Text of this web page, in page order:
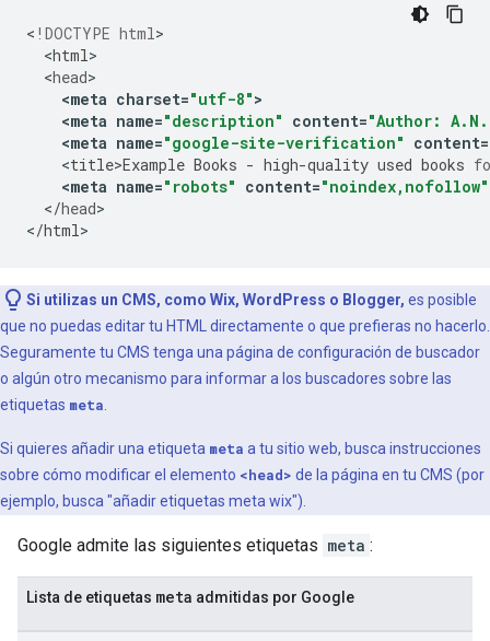
< !DOCTYPE html
<html
<head
<meta charset="utf-8">
<meta name="description" content="Author:
<meta name="google-site-verification" content=
<title>Example Books - high-quality used books
<meta name="robots" content="noindex,nofollow"
</head>
</html>
Si utilizas un CMS, como Wix, WordPress o Blogger, es posible
que no puedas editar tu HTML directamente o que prefieras no hacerlo.
Seguramente tu CMS tenga una página de configuración de buscador
o algún otro mecanismo para informar a los buscadores sobre las
etiquetas meta
Si quieres añadir una etiqueta meta a tu sitio web, busca instrucciones
sobre cómo modificar el elemento <head> de la página en tu CMS (por
ejemplo, busca "añadir etiquetas meta wix").
Google admite las siguientes etiquetas meta :
Lista de etiquetas meta admitidas por Google